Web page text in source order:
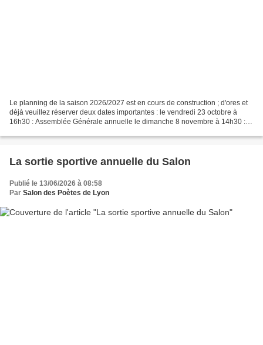
Le planning de la saison 2026/2027 est en cours de construction ; d'ores et
déjà veuillez réserver deux dates importantes : le vendredi 23 octobre à
16h30 : Assemblée Générale annuelle le dimanche 8 novembre à 14h30 :
La sortie sportive annuelle du Salon
Publié le 13/06/2026 à 08:58
Par Salon des Poètes de Lyon